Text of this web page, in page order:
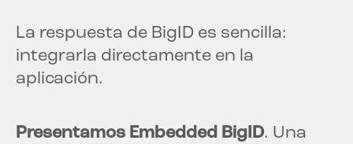
La respuesta de BigID es sencilla:
integrarla directamente en la
aplicación.
Presentamos Embedded BigID. Una